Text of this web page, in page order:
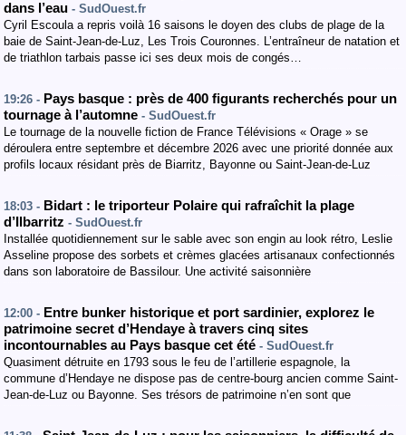
dans l’eau - SudOuest.fr
Cyril Escoula a repris voilà 16 saisons le doyen des clubs de plage de la
baie de Saint-Jean-de-Luz, Les Trois Couronnes. L’entraîneur de natation et
de triathlon tarbais passe ici ses deux mois de congés…
19:26 - Pays basque : près de 400 figurants recherchés pour un
tournage à l’automne - SudOuest.fr
Le tournage de la nouvelle fiction de France Télévisions « Orage » se
déroulera entre septembre et décembre 2026 avec une priorité donnée aux
profils locaux résidant près de Biarritz, Bayonne ou Saint-Jean-de-Luz
18:03 - Bidart : le triporteur Polaire qui rafraîchit la plage
d’Ilbarritz - SudOuest.fr
Installée quotidiennement sur le sable avec son engin au look rétro, Leslie
Asseline propose des sorbets et crèmes glacées artisanaux confectionnés
dans son laboratoire de Bassilour. Une activité saisonnière
12:00 - Entre bunker historique et port sardinier, explorez le
patrimoine secret d’Hendaye à travers cinq sites
incontournables au Pays basque cet été - SudOuest.fr
Quasiment détruite en 1793 sous le feu de l’artillerie espagnole, la
commune d’Hendaye ne dispose pas de centre-bourg ancien comme Saint-
Jean-de-Luz ou Bayonne. Ses trésors de patrimoine n’en sont que